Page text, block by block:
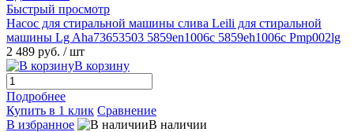
Быстрый просмотр
Насос для стиральной машины слива Leili для стиральной
машины Lg Aha73653503 5859en1006c 5859eh1006c Pmp002lg
2 489 руб. / шт
В корзину
Подробнее
Купить в 1 клик Сравнение
В избранное
В наличии